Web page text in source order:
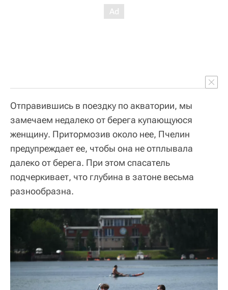
Отправившись в поездку по акватории, мы
замечаем недалеко от берега купающуюся
женщину. Притормозив около нее, Пчелин
предупреждает ее, чтобы она не отплывала
далеко от берега. При этом спасатель
подчеркивает, что глубина в затоне весьма
разнообразна.